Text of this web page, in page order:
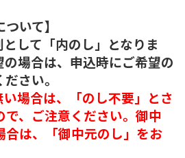
いて】
して「内のし」となりま
場合は、申込時にご希望の
さい。
場合は、「のし不要」とさ
で、ご注意ください。御中
合は、「御中元のし」をお